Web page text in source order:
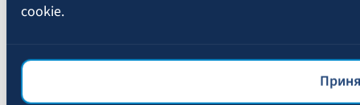
cookie.
Более подробная информация об управлении